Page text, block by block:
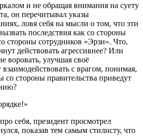
и не обращая внимания на суету
он перечитывал указы
ловя себя на мысли о том, что эти
последствия как со стороны
стороны сотрудников «Эрзи». Что,
действовать агрессивнее? Или
воровать, улучшая своё
с врагом, понимая,
со стороны правительства приведут
себя, президент просмотрел
показав тем самым стилисту, что